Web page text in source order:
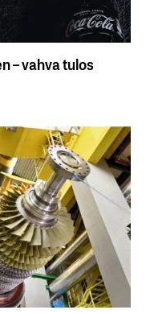
– vahva tulos